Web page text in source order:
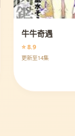
牛牛奇遇
⭐ 8.9
更新至14集